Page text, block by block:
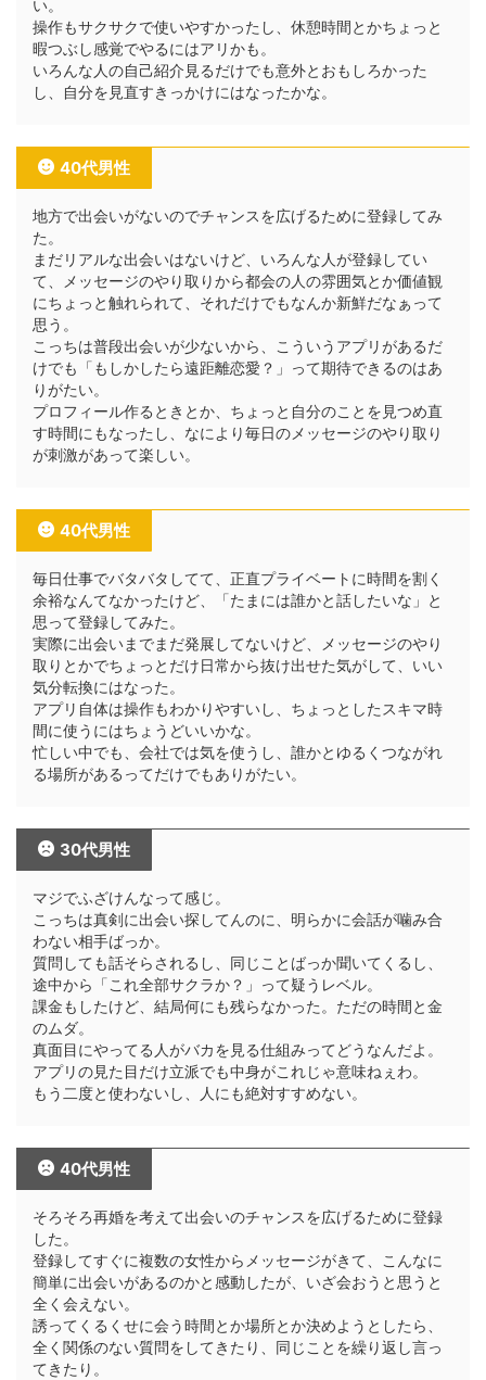
い。
操作もサクサクで使いやすかったし、休憩時間とかちょっと
暇つぶし感覚でやるにはアリかも。
いろんな人の自己紹介見るだけでも意外とおもしろかった
し、自分を見直すきっかけにはなったかな。
40代男性
地方で出会いがないのでチャンスを広げるために登録してみ
た。
まだリアルな出会いはないけど、いろんな人が登録してい
て、メッセージのやり取りから都会の人の雰囲気とか価値観
にちょっと触れられて、それだけでもなんか新鮮だなぁって
思う。
こっちは普段出会いが少ないから、こういうアプリがあるだ
けでも「もしかしたら遠距離恋愛？」って期待できるのはあ
りがたい。
プロフィール作るときとか、ちょっと自分のことを見つめ直
す時間にもなったし、なにより毎日のメッセージのやり取り
が刺激があって楽しい。
40代男性
毎日仕事でバタバタしてて、正直プライベートに時間を割く
余裕なんてなかったけど、「たまには誰かと話したいな」と
思って登録してみた。
実際に出会いまでまだ発展してないけど、メッセージのやり
取りとかでちょっとだけ日常から抜け出せた気がして、いい
気分転換にはなった。
アプリ自体は操作もわかりやすいし、ちょっとしたスキマ時
間に使うにはちょうどいいかな。
忙しい中でも、会社では気を使うし、誰かとゆるくつながれ
る場所があるってだけでもありがたい。
30代男性
マジでふざけんなって感じ。
こっちは真剣に出会い探してんのに、明らかに会話が噛み合
わない相手ばっか。
質問しても話そらされるし、同じことばっか聞いてくるし、
途中から「これ全部サクラか？」って疑うレベル。
課金もしたけど、結局何にも残らなかった。ただの時間と金
のムダ。
真面目にやってる人がバカを見る仕組みってどうなんだよ。
アプリの見た目だけ立派でも中身がこれじゃ意味ねぇわ。
もう二度と使わないし、人にも絶対すすめない。
40代男性
そろそろ再婚を考えて出会いのチャンスを広げるために登録
した。
登録してすぐに複数の女性からメッセージがきて、こんなに
簡単に出会いがあるのかと感動したが、いざ会おうと思うと
全く会えない。
誘ってくるくせに会う時間とか場所とか決めようとしたら、
全く関係のない質問をしてきたり、同じことを繰り返し言っ
てきたり。